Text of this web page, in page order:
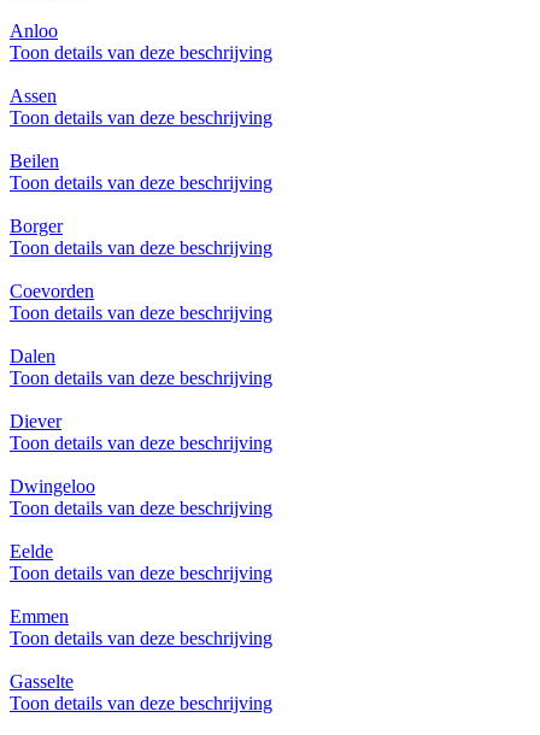
Anloo
Toon details van deze beschrijving
Assen
Toon details van deze beschrijving
Beilen
Toon details van deze beschrijving
Borger
Toon details van deze beschrijving
Coevorden
Toon details van deze beschrijving
Dalen
Toon details van deze beschrijving
Diever
Toon details van deze beschrijving
Dwingeloo
Toon details van deze beschrijving
Eelde
Toon details van deze beschrijving
Emmen
Toon details van deze beschrijving
Gasselte
Toon details van deze beschrijving